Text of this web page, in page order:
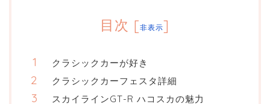
目次 [非表示]
クラシックカーが好き
クラシックカーフェスタ詳細
スカイラインGT-R ハコスカの魅力